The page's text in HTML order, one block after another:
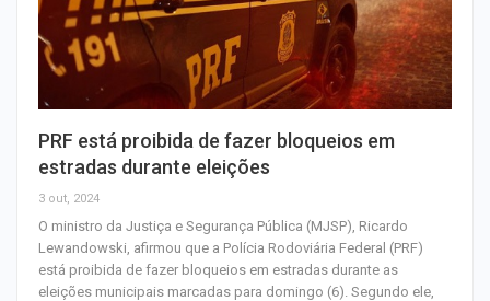
PRF está proibida de fazer bloqueios em
estradas durante eleições
3 out, 2024
O ministro da Justiça e Segurança Pública (MJSP), Ricardo
Lewandowski, afirmou que a Polícia Rodoviária Federal (PRF)
está proibida de fazer bloqueios em estradas durante as
eleições municipais marcadas para domingo (6). Segundo ele,